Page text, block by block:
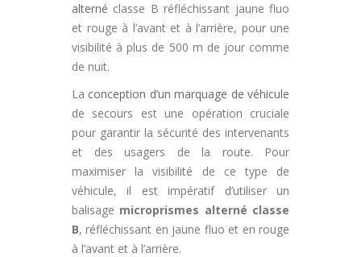
alterné classe B réfléchissant jaune fluo
et rouge à l’avant et à l’arrière, pour une
visibilité à plus de 500 m de jour comme
de nuit.
La conception d’un marquage de véhicule
de secours est une opération cruciale
pour garantir la sécurité des intervenants
et des usagers de la route. Pour
maximiser la visibilité de ce type de
véhicule, il est impératif d’utiliser un
balisage microprismes alterné classe
B, réfléchissant en jaune fluo et en rouge
à l’avant et à l’arrière.